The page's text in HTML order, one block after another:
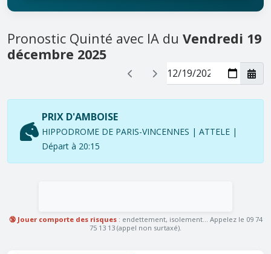
Pronostic Quinté avec IA du Vendredi 19
décembre 2025
PRIX D'AMBOISE
HIPPODROME DE PARIS-VINCENNES | ATTELE |
Départ à 20:15
🔞 Jouer comporte des risques: endettement, isolement... Appelez le 09 74
75 13 13 (appel non surtaxé).